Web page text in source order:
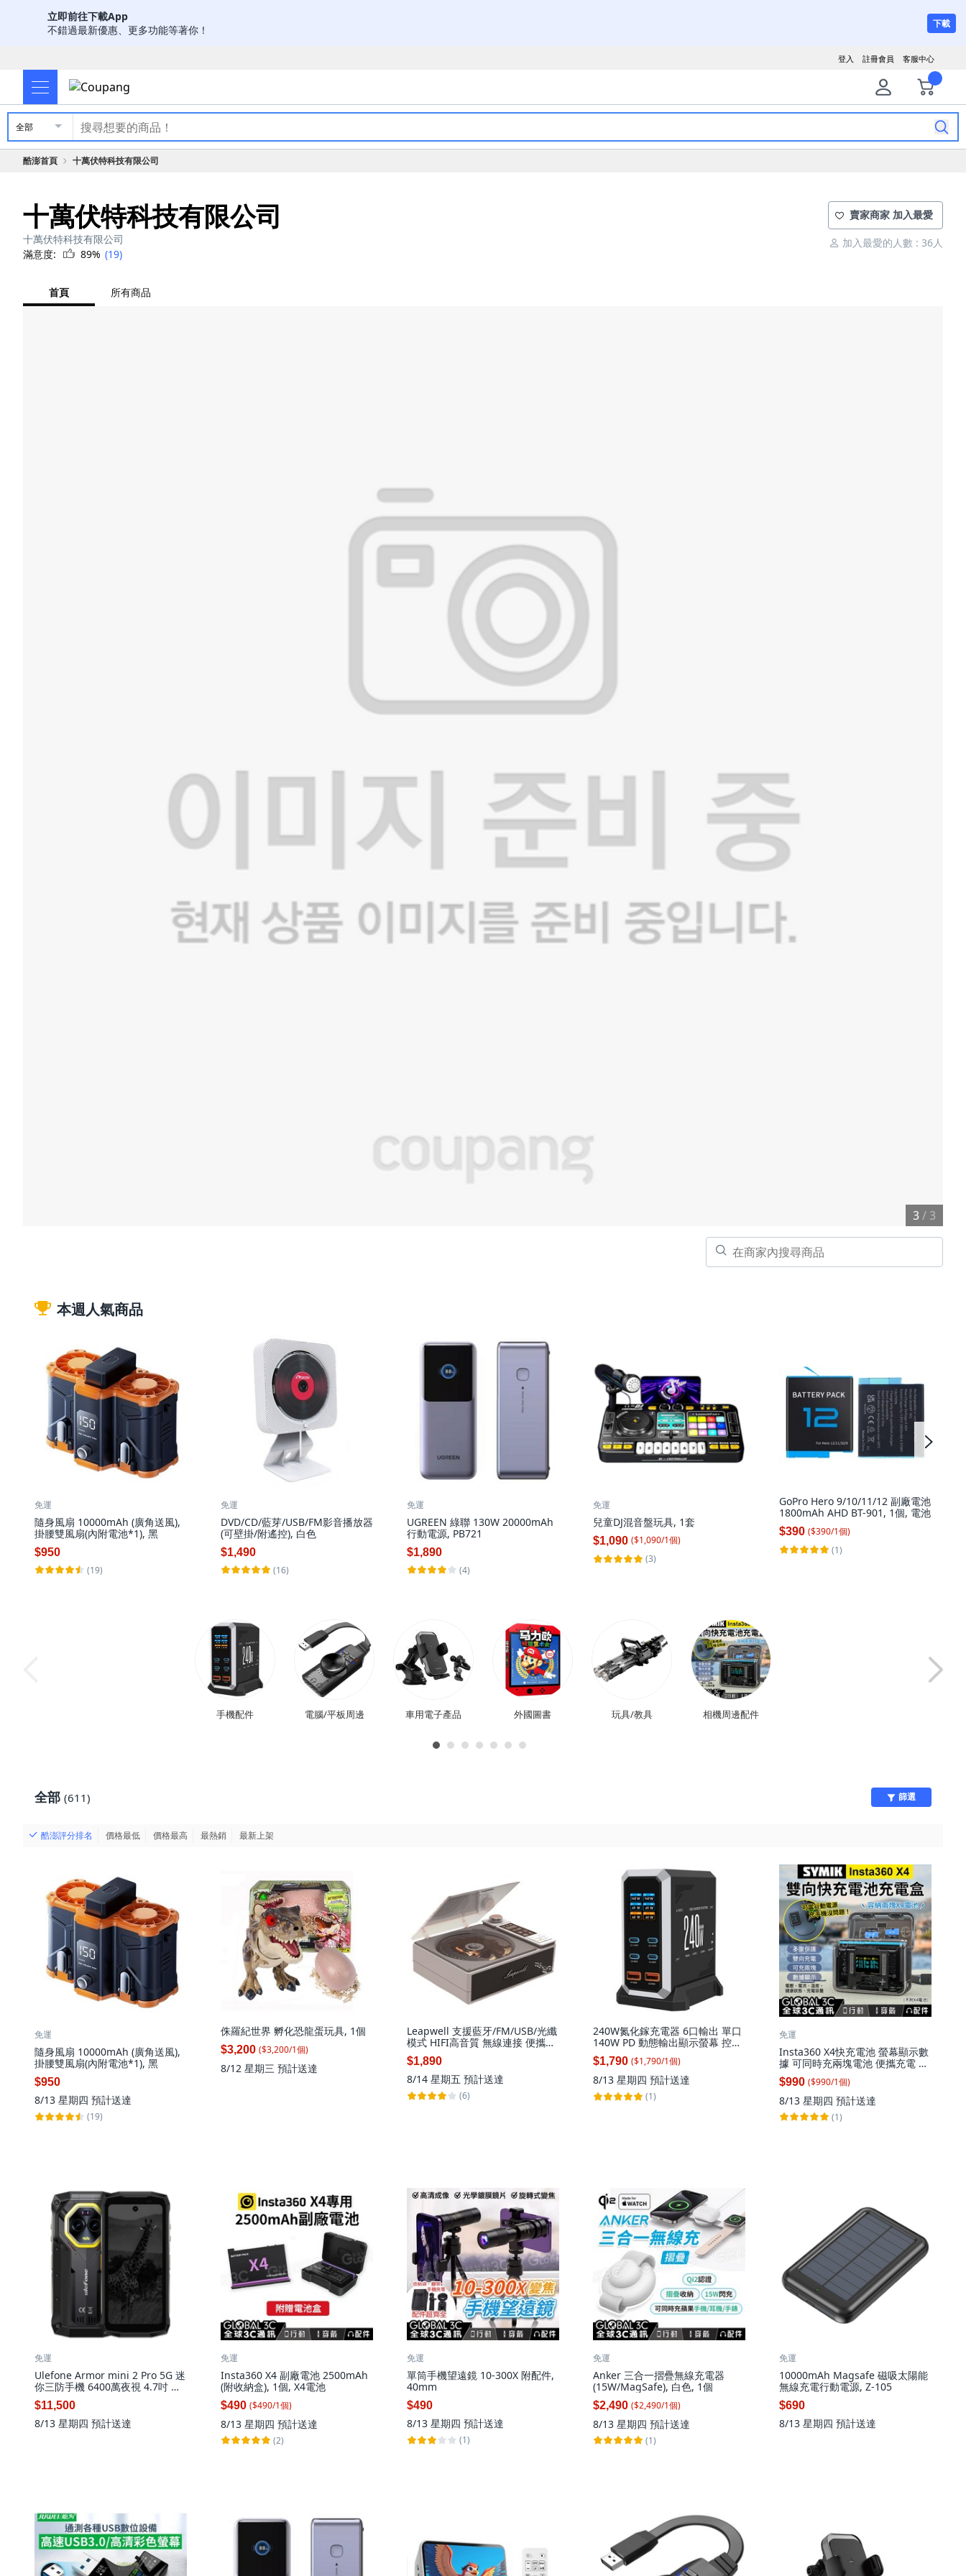
立即前往下載App
不錯過最新優惠、更多功能等著你！
下載
客服中心
註冊會員
登入
全部
酷澎首頁 十萬伏特科技有限公司
十萬伏特科技有限公司
十萬伏特科技有限公司
滿意度:
89% (19)
賣家商家 加入最愛
加入最愛的人數 : 36人
首頁 所有商品
3/ 3
本週人氣商品
免運
隨身風扇 10000mAh (廣角送風),
掛腰雙風扇(內附電池*1), 黑
$950
(19)
免運
DVD/CD/藍芽/USB/FM影音播放器
(可壁掛/附遙控), 白色
$1,490
(16)
免運
UGREEN 綠聯 130W 20000mAh
行動電源, PB721
$1,890
(4)
免運
兒童DJ混音盤玩具, 1套
$1,090 ($1,090/1個)
(3)
GoPro Hero 9/10/11/12 副廠電池
1800mAh AHD BT-901, 1個, 電池
$390 ($390/1個)
(1)
手機配件 電腦/平板周邊 車用電子產品 外國圖書 玩具/教具 相機周邊配件
全部 (611) 篩選
酷澎評分排名 價格最低 價格最高 最熱銷 最新上架
免運
隨身風扇 10000mAh (廣角送風),
掛腰雙風扇(內附電池*1), 黑
$950
8/13 星期四 預計送達
(19)
侏羅紀世界 孵化恐龍蛋玩具, 1個
$3,200 ($3,200/1個)
8/12 星期三 預計送達
Leapwell 支援藍牙/FM/USB/光纖
模式 HIFI高音質 無線連接 便攜設
計, 灰色, 復古唱片機 CD播放器
$1,890
8/14 星期五 預計送達
(6)
240W氮化鎵充電器 6口輸出 單口
140W PD 動態輸出顯示螢幕 控溫
筆電快充 桌面充, 黑色, 1個
$1,790 ($1,790/1個)
8/13 星期四 預計送達
(1)
免運
Insta360 X4快充電池 螢幕顯示數
據 可同時充兩塊電池 便攜充電 手
機充電, 1個, 雙向充電盒
$990 ($990/1個)
8/13 星期四 預計送達
(1)
免運
Ulefone Armor mini 2 Pro 5G 迷
你三防手機 6400萬夜視 4.7吋 雙
卡雙待 安卓14, 黑色, 256GB
$11,500
8/13 星期四 預計送達
免運
Insta360 X4 副廠電池 2500mAh
(附收納盒), 1個, X4電池
$490 ($490/1個)
8/13 星期四 預計送達
(2)
免運
單筒手機望遠鏡 10-300X 附配件,
40mm
$490
8/13 星期四 預計送達
(1)
免運
Anker 三合一摺疊無線充電器
(15W/MagSafe), 白色, 1個
$2,490 ($2,490/1個)
8/13 星期四 預計送達
(1)
免運
10000mAh Magsafe 磁吸太陽能
無線充電行動電源, Z-105
$690
8/13 星期四 預計送達